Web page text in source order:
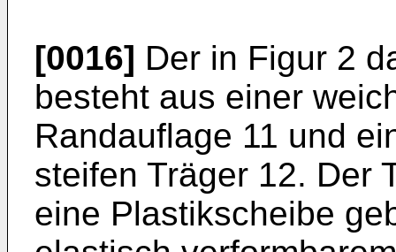
[0016] Der in Figur 2
besteht aus einer
Randauflage 11 und
steifen Träger 12. Der
eine Plastikscheibe